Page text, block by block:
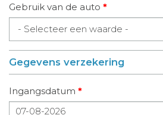
Gebruik van de auto *
Gegevens verzekering
Ingangsdatum *
Datum